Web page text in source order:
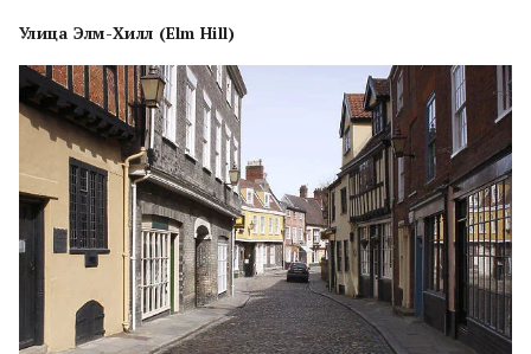
Улица Элм-Хилл (Elm Hill)